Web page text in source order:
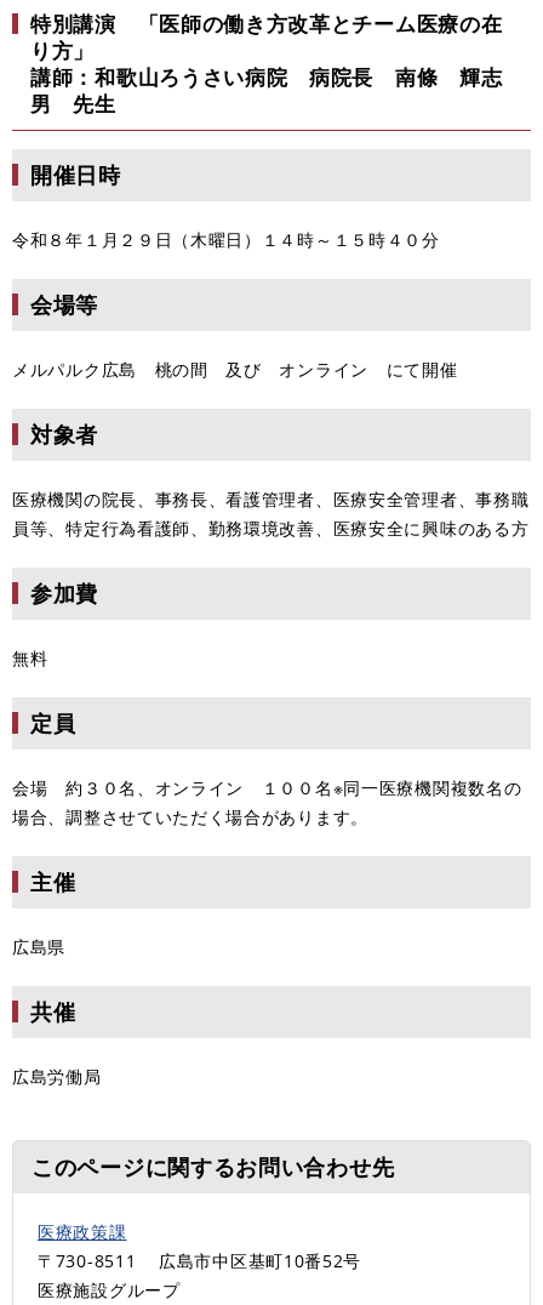
特別講演 「医師の働き方改革とチーム医療の在
り方」
講師：和歌山ろうさい病院 病院長 南條 輝志
男 先生
開催日時
令和８年１月２９日（木曜日）１４時～１５時４０分
会場等
メルパルク広島 桃の間 及び オンライン にて開催
対象者
医療機関の院長、事務長、看護管理者、医療安全管理者、事務職
員等、特定行為看護師、勤務環境改善、医療安全に興味のある方
参加費
無料
定員
会場 約３０名、オンライン １００名※同一医療機関複数名の
場合、調整させていただく場合があります。
主催
広島県
共催
広島労働局
このページに関するお問い合わせ先
医療政策課
〒730-8511
広島市中区基町10番52号
医療施設グループ